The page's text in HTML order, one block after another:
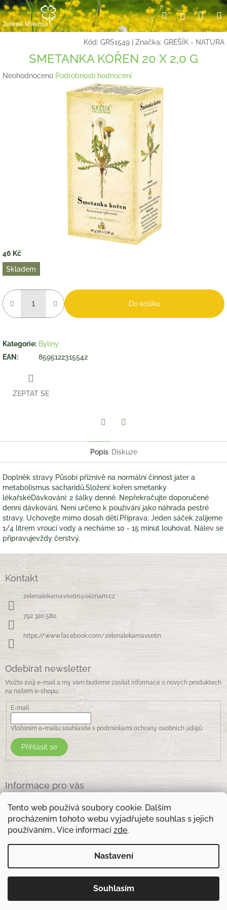
Tento web používá soubory cookie. Dalším
procházením tohoto webu vyjadřujete souhlas s jejich
používáním.. Více informací zde.
Nastavení
Souhlasím
Přejít
na
obsah
HledatPřihlášení
Kód: GRS1549 Značka: GREŠÍK - NATURA
SMETANKA KOŘEN 20 X 2,0 G
Průměrné
Neohodnoceno Podrobnosti hodnocení
46 Kč
Měrná
cena:
Skladem
Do košíku
Kategorie: Byliny
EAN : 8595122315542
ZEPTAT SE
Popis Diskuze
Doplněk stravy Působí příznivě na normální činnost jater a
metabolismus sacharidů.Složení: kořen smetanky
lékařskéDávkování: 2 šálky denně. Nepřekračujte doporučené
denní dávkování. Není určeno k používání jako náhrada pestré
stravy. Uchovejte mimo dosah dětí.Příprava: Jeden sáček zalijeme
1/4 litrem vroucí vody a necháme 10 - 15 minut louhovat. Nálev se
připravujevždy čerstvý.
Kontakt
zelenalekarna.vsetin@seznam.cz
792 320 580
https://www.facebook.com/zelenalekarnavsetin
Odebírat newsletter
Vložte svůj e-mail a my vám budeme zasílat informace o nových produktech
na našem e-shopu.
E-mail
Vložením e-mailu souhlasíte s podmínkami ochrany osobních údajů
Přihlásit se
Informace pro vás
Obchodní podmínky
Podmínky ochrany osobních údajů
Kontakty
Otevírací doba prodejny: pondělí - pátek - 8.30 -17.00 , sobota 9.00-11 .00
Copyright 2026Zelená lékarna Vsetín
vyhrazena.Upravit nastavení cookies